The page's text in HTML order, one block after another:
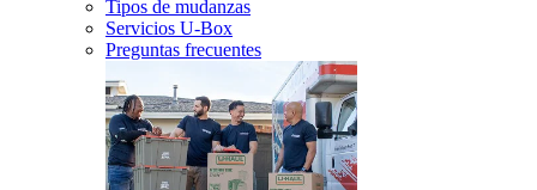
Tipos de mudanzas
Servicios U-Box
Preguntas frecuentes